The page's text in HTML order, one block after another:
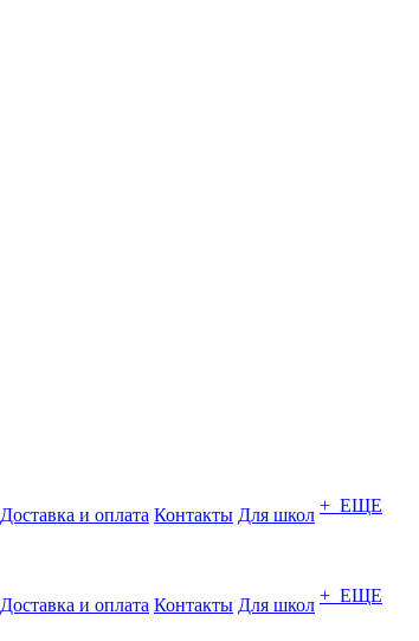
Доставка и оплата Контакты Для школ + ЕЩЕ
Доставка и оплата Контакты Для школ + ЕЩЕ